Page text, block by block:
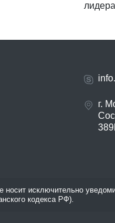
г.
исключительно
кодекса РФ).